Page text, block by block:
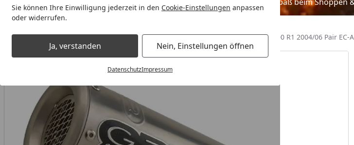
Sie können Ihre Einwilligung jederzeit in den Cookie-Einstellungen anpassen
oder widerrufen.
Ja, verstanden Nein, Einstellungen öffnen
DatenschutzImpressum
Motorradteile & Ersatzteile Auspuff GPR Endschalldämpfer Yamaha YZF 1000 R1 2004/06 Pair